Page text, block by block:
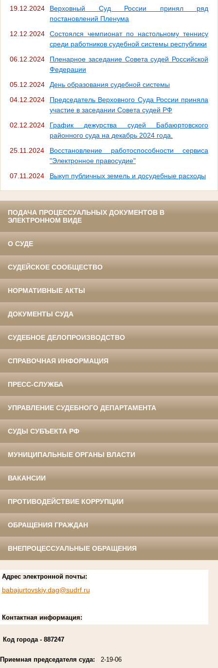
19.12.2024
Верховный Суд России принял ряд
постановлений Пленума
12.12.2024
Состоялся чемпионат по настольному теннису
среди работников судебной системы республики
06.12.2024
Пленарное заседание Совета судей Российской
Федерации
05.12.2024
День образования судебной системы
04.12.2024
Председатель Верховного Суда России приняла
участие в заседании Совета судей РФ
02.12.2024
График дежурства судей Бабаюртовского
районного суда на декабрь 2024 года.
25.11.2024
Восстановление работоспособности сервиса
"Электронное правосудие"
07.11.2024
Выкуп публичных земель и досудебные расходы
ПОДАЧА ПРОЦЕССУАЛЬНЫХ ДОКУМЕНТОВ В
ЭЛЕКТРОННОМ ВИДЕ
О СУДЕ
СУДЕЙСКОЕ СООБЩЕСТВО
НОРМАТИВНЫЕ АКТЫ
ДОКУМЕНТЫ СУДА
СУДЕБНОЕ ДЕЛОПРОИЗВОДСТВО
СПРАВОЧНАЯ ИНФОРМАЦИЯ
ПРЕСС-СЛУЖБА
УПРАВЛЕНИЕ СУДЕБНОГО ДЕПАРТАМЕНТА
СУДЫ СУБЪЕКТА РФ
МУНИЦИПАЛЬНЫЕ ОРГАНЫ ВЛАСТИ
ВАКАНСИИ
ПРОТИВОДЕЙСТВИЕ КОРРУПЦИИ
ОБРАЩЕНИЯ ГРАЖДАН
ВНЕПРОЦЕССУАЛЬНЫЕ ОБРАЩЕНИЯ
Адрес электронной почты:
babajurtovskiy.dag@sudrf.ru
Контактная информация:
Код города - 887247
Приемная председателя суда: 2-19-06